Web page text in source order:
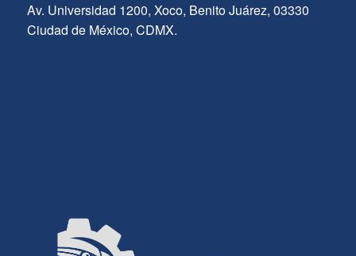
Av. Universidad 1200, Xoco, Benito Juárez, 03330
Ciudad de México, CDMX.